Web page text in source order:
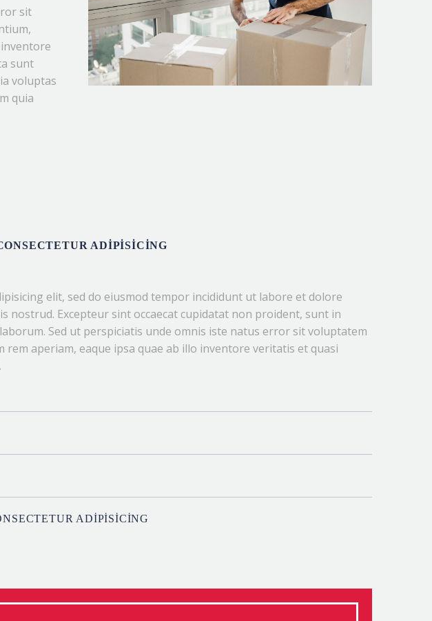
sit
sunt
voluptas
quia
ADIPISICING
elit, sed do eiusmod tempor incididunt ut labore et dolore
nostrud. Excepteur sint occaecat cupidatat non proident, sunt in
Sed ut perspiciatis unde omnis iste natus error sit voluptatem
aperiam, eaque ipsa quae ab illo inventore veritatis et quasi
ADIPISICING